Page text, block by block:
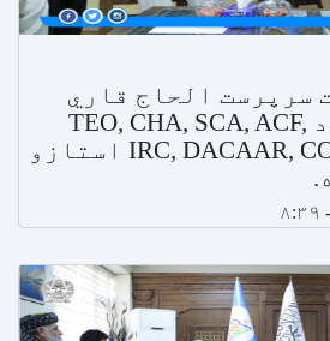
سرپرست الحاج قاري
دین محمد حنیف د TEO, CHA, SCA, ACF,
IRC, DACAAR, COAR, SCI, ACBAR استازو